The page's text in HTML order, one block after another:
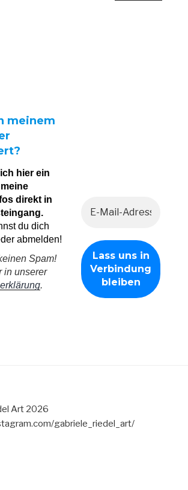
meinem
hier ein
direkt in
du dich
abmelden!
Spam!
in unserer
.
Art 2026
gabriele_riedel_art/